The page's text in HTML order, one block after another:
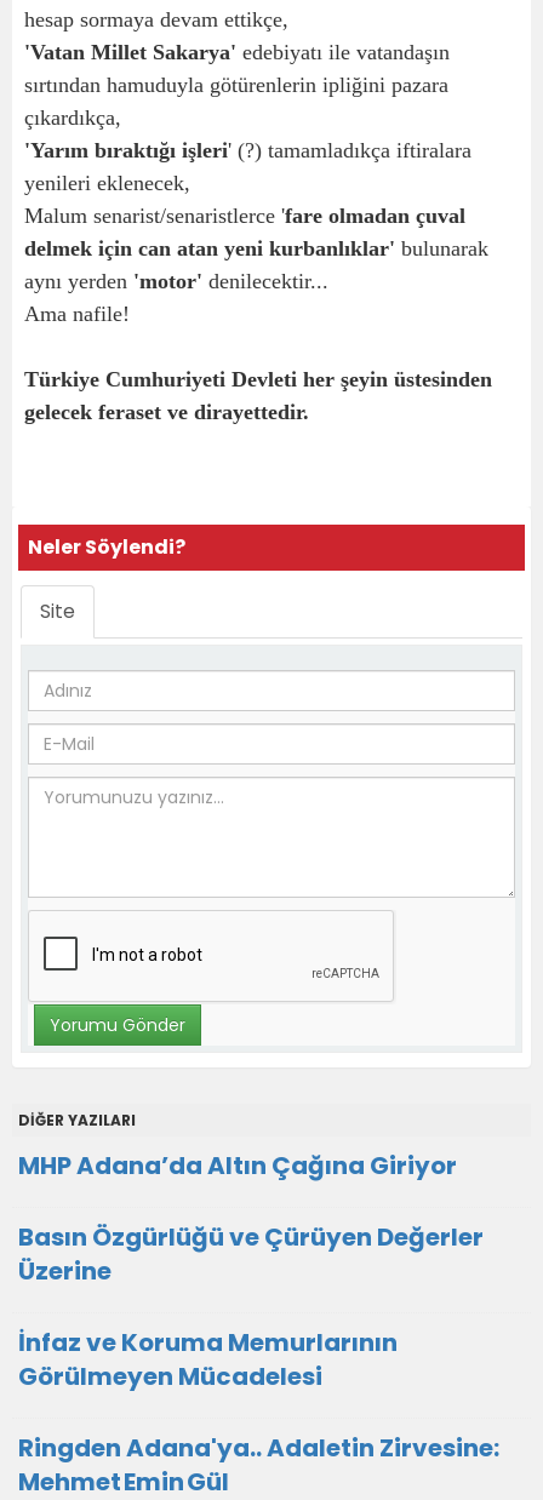
hesap sormaya devam ettikçe,
'Vatan Millet Sakarya' edebiyatı ile vatandaşın
sırtından hamuduyla götürenlerin ipliğini pazara
çıkardıkça,
'Yarım bıraktığı işleri' (?) tamamladıkça iftiralara
yenileri eklenecek,
Malum senarist/senaristlerce 'fare olmadan çuval
delmek için can atan yeni kurbanlıklar' bulunarak
aynı yerden 'motor' denilecektir...
Ama nafile!
Türkiye Cumhuriyeti Devleti her şeyin üstesinden
gelecek feraset ve dirayettedir.
Neler Söylendi?
Site
DİĞER YAZILARI
MHP Adana’da Altın Çağına Giriyor
Basın Özgürlüğü ve Çürüyen Değerler
Üzerine
İnfaz ve Koruma Memurlarının
Görülmeyen Mücadelesi
Ringden Adana'ya.. Adaletin Zirvesine:
Mehmet Emin Gül